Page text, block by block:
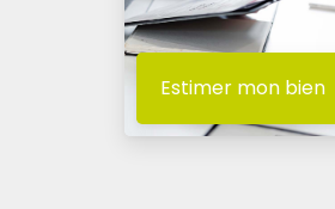
Estimer mon bien